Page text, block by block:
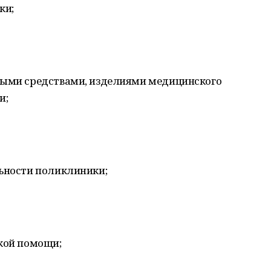
средствами, изделиями медицинского
поликлиники;
помощи;